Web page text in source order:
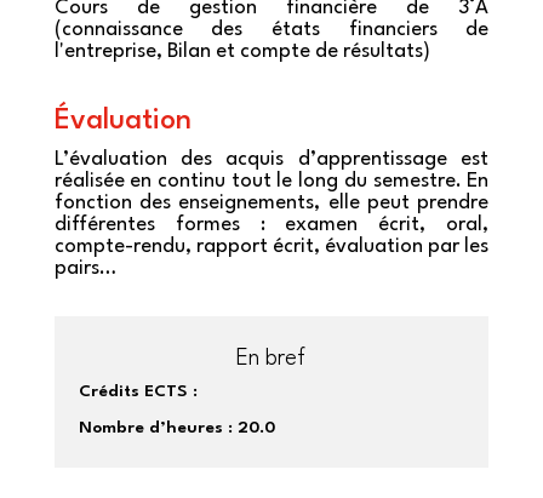
Cours de gestion financière de 3°A
(connaissance des états financiers de
l'entreprise, Bilan et compte de résultats)
Évaluation
L’évaluation des acquis d’apprentissage est
réalisée en continu tout le long du semestre. En
fonction des enseignements, elle peut prendre
différentes formes : examen écrit, oral,
compte-rendu, rapport écrit, évaluation par les
pairs…
En bref
Crédits ECTS :
Nombre d’heures : 20.0